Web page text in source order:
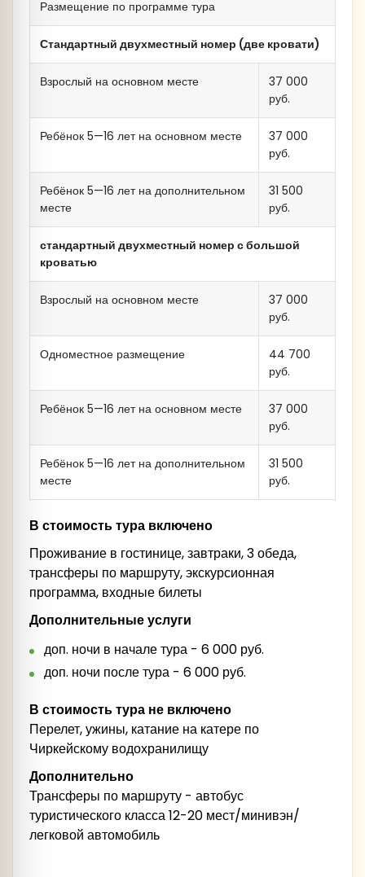
Размещение по программе тура
Стандартный двухместный номер (две кровати)
Взрослый на основном месте
37 000
руб.
Ребёнок 5—16 лет на основном месте
37 000
руб.
Ребёнок 5—16 лет на дополнительном
месте
31 500
руб.
стандартный двухместный номер с большой
кроватью
Взрослый на основном месте
37 000
руб.
Одноместное размещение
44 700
руб.
Ребёнок 5—16 лет на основном месте
37 000
руб.
Ребёнок 5—16 лет на дополнительном
месте
31 500
руб.
В стоимость тура включено
Проживание в гостинице, завтраки, 3 обеда,
трансферы по маршруту, экскурсионная
программа, входные билеты
Дополнительные услуги
доп. ночи в начале тура - 6 000 руб.
доп. ночи после тура - 6 000 руб.
В стоимость тура не включено
Перелет, ужины, катание на катере по
Чиркейскому водохранилищу
Дополнительно
Трансферы по маршруту - автобус
туристического класса 12-20 мест/минивэн/
легковой автомобиль